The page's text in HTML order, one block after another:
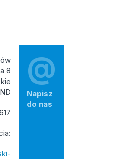
8
@
Napisz
do nas